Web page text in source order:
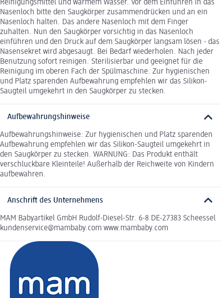
Reinigungsmittel und warmem Wasser. Vor dem Einführen in das
Nasenloch bitte den Saugkörper zusammendrücken und an ein
Nasenloch halten. Das andere Nasenloch mit dem Finger
zuhalten. Nun den Saugkörper vorsichtig in das Nasenloch
einführen und den Druck auf dem Saugkörper langsam lösen - das
Nasensekret wird abgesaugt. Bei Bedarf wiederholen. Nach jeder
Benutzung sofort reinigen. Sterilisierbar und geeignet für die
Reinigung im oberen Fach der Spülmaschine. Zur hygienischen
und Platz sparenden Aufbewahrung empfehlen wir das Silikon-
Saugteil umgekehrt in den Saugkörper zu stecken.
Aufbewahrungshinweise
Aufbewahrungshinweise: Zur hygienischen und Platz sparenden
Aufbewahrung empfehlen wir das Silikon-Saugteil umgekehrt in
den Saugkörper zu stecken. WARNUNG: Das Produkt enthält
verschluckbare Kleinteile! Außerhalb der Reichweite von Kindern
aufbewahren.
Anschrift des Unternehmens
MAM Babyartikel GmbH Rudolf-Diesel-Str. 6-8 DE-27383 Scheessel
kundenservice@mambaby.com www.mambaby.com